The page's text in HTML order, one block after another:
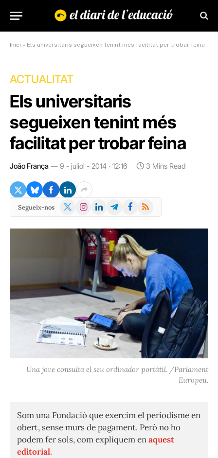
Inici » Els universitaris segueixen tenint més facilitat per trobar feina
ACTUALITAT
Els universitaris
segueixen tenint més
facilitat per trobar feina
João França 9 - juliol - 2014 · 12:16 3 Mins Read
Segueix-nos
X
Instagram
LinkedInTelegramFacebook
RSS
Una jove consulta el seu ordinador portàtil. /Parlament
Europeu.
Som una Fundació que exercim el periodisme en
obert, sense murs de pagament. Però no ho
podem fer sols, com expliquem enaquest
editorial.